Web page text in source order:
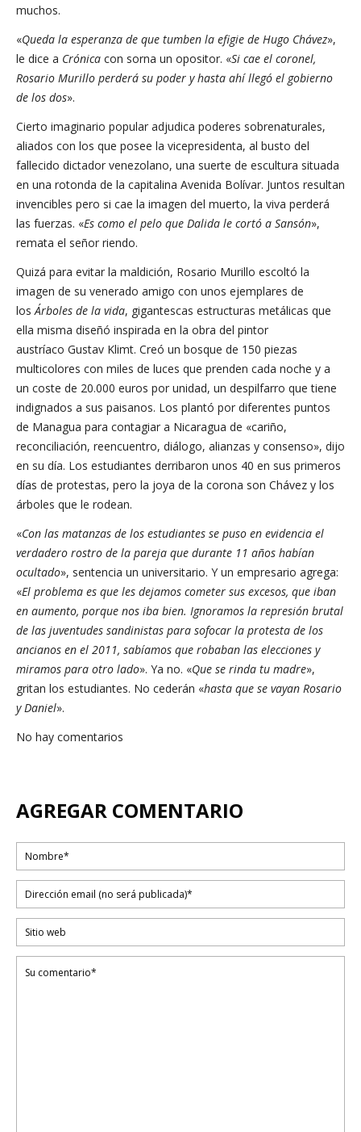
muchos.
«Queda la esperanza de que tumben la efigie de Hugo Chávez»,
le dice a Crónica con sorna un opositor. «Si cae el coronel,
Rosario Murillo perderá su poder y hasta ahí llegó el gobierno
de los dos».
Cierto imaginario popular adjudica poderes sobrenaturales,
aliados con los que posee la vicepresidenta, al busto del
fallecido dictador venezolano, una suerte de escultura situada
en una rotonda de la capitalina Avenida Bolívar. Juntos resultan
invencibles pero si cae la imagen del muerto, la viva perderá
las fuerzas. «Es como el pelo que Dalida le cortó a Sansón»,
remata el señor riendo.
Quizá para evitar la maldición, Rosario Murillo escoltó la
imagen de su venerado amigo con unos ejemplares de
losÁrboles de la vida, gigantescas estructuras metálicas que
ella misma diseñó inspirada en la obra del pintor
austríaco Gustav Klimt. Creó un bosque de 150 piezas
multicolores con miles de luces que prenden cada noche y a
un coste de 20.000 euros por unidad, un despilfarro que tiene
indignados a sus paisanos. Los plantó por diferentes puntos
de Managua para contagiar a Nicaragua de «cariño,
reconciliación, reencuentro, diálogo, alianzas y consenso», dijo
en su día. Los estudiantes derribaron unos 40 en sus primeros
días de protestas, pero la joya de la corona son Chávez y los
árboles que le rodean.
«Con las matanzas de los estudiantes se puso en evidencia el
verdadero rostro de la pareja que durante 11 años habían
ocultado», sentencia un universitario. Y un empresario agrega:
«El problema es que les dejamos cometer sus excesos, que iban
en aumento, porque nos iba bien. Ignoramos la represión brutal
de las juventudes sandinistas para sofocar la protesta de los
ancianos en el 2011, sabíamos que robaban las elecciones y
miramos para otro lado». Ya no. «Que se rinda tu madre»,
gritan los estudiantes. No cederán «hasta que se vayan Rosario
y Daniel».
No hay comentarios
AGREGAR COMENTARIO